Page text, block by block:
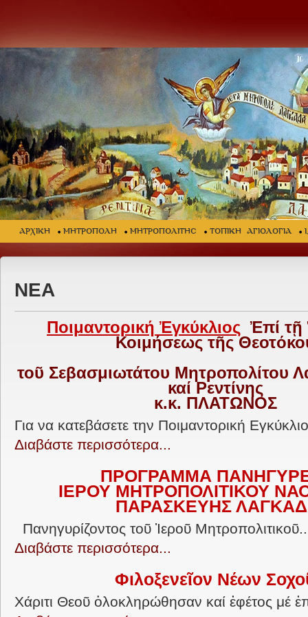
ΑΡΧΙΚΗ ΜΗΤΡΟΠΟΛΗ ΜΗΤΡΟΠΟΛΙΤΗΣ ΤΟΠΙΚΗ ΑΓΙΟΛΟΓΙΑ
ΝΕΑ
Ποιμαντορική Ἐγκύκλιος Ἐπί τῇ
Κοιμήσεως τῆς
τοῦ Σεβασμιωτάτου Μητροπολίτου
καί Ρεντίνης
κ.κ. ΠΛΑΤΩΝΟΣ
Για να κατεβάσετε την Ποιμαντορική
Διαβάστε περισσότερα...
ΠΡΟΓΡΑΜΜΑ
ΙΕΡΟΥ ΜΗΤΡΟΠΟΛΙΤΙΚΟΥ
ΠΑΡΑΣΚΕΥΗΣ
Πανηγυρίζοντος τοῦ Ἱεροῦ
Διαβάστε περισσότερα...
Φιλοξενεῖον Νέων
Χάριτι Θεοῦ ὁλοκληρώθησαν καί ἐφέτος μέ